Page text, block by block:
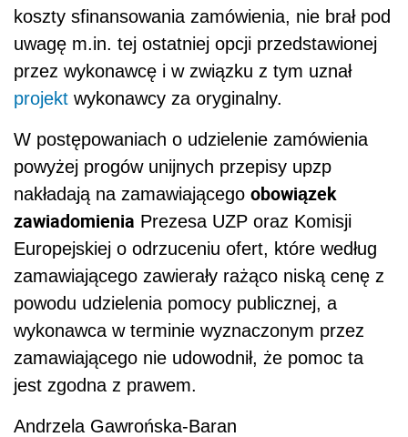
koszty sfinansowania zamówienia, nie brał pod
uwagę m.in. tej ostatniej opcji przedstawionej
przez wykonawcę i w związku z tym uznał
projekt wykonawcy za oryginalny.
W postępowaniach o udzielenie zamówienia
powyżej progów unijnych przepisy upzp
nakładają na zamawiającego obowiązek
zawiadomienia Prezesa UZP oraz Komisji
Europejskiej o odrzuceniu ofert, które według
zamawiającego zawierały rażąco niską cenę z
powodu udzielenia pomocy publicznej, a
wykonawca w terminie wyznaczonym przez
zamawiającego nie udowodnił, że pomoc ta
jest zgodna z prawem.
Andrzela Gawrońska-Baran